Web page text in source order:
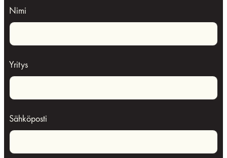
Nimi
Yritys
Sähköposti